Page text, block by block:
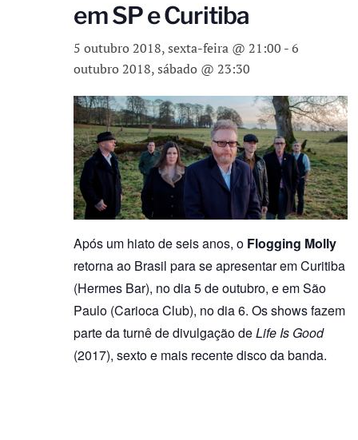
em SP e Curitiba
5 outubro 2018, sexta-feira @ 21:00 -6
outubro 2018, sábado @ 23:30
Após um hiato de seis anos, o Flogging Molly
retorna ao Brasil para se apresentar em Curitiba
(Hermes Bar), no dia 5 de outubro, e em São
Paulo (Carioca Club), no dia 6. Os shows fazem
parte da turnê de divulgação deLife Is Good
(2017), sexto e mais recente disco da banda.